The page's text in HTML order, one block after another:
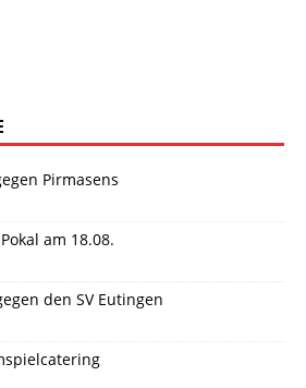
Pirmasens
am 18.08.
den SV Eutingen